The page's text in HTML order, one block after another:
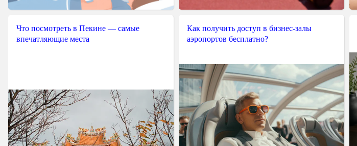
Что посмотреть в Пекине — самые
впечатляющие места
Как получить доступ в бизнес-залы
аэропортов бесплатно?